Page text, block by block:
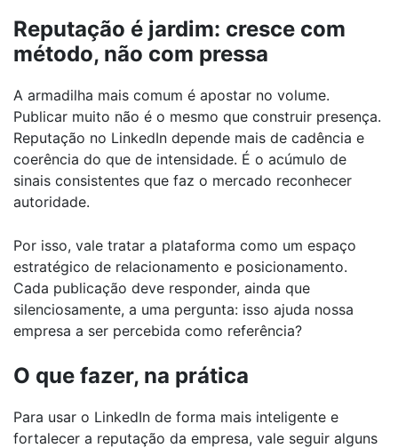
Reputação é jardim: cresce com
método, não com pressa
A armadilha mais comum é apostar no volume.
Publicar muito não é o mesmo que construir presença.
Reputação no LinkedIn depende mais de cadência e
coerência do que de intensidade. É o acúmulo de
sinais consistentes que faz o mercado reconhecer
autoridade.
Por isso, vale tratar a plataforma como um espaço
estratégico de relacionamento e posicionamento.
Cada publicação deve responder, ainda que
silenciosamente, a uma pergunta: isso ajuda nossa
empresa a ser percebida como referência?
O que fazer, na prática
Para usar o LinkedIn de forma mais inteligente e
fortalecer a reputação da empresa, vale seguir alguns